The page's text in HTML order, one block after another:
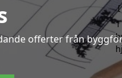
offerter från
1